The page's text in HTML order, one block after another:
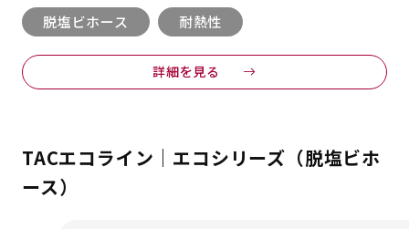
脱塩ビホース 耐熱性
詳細を見る
TACエコライン｜エコシリーズ（脱塩ビホ
ース）